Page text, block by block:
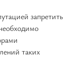
запретить
таких